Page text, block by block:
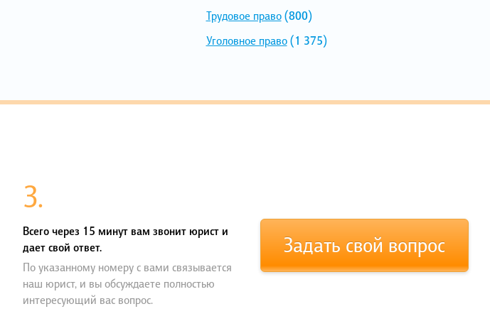
Трудовое право(800)
Уголовное право(1 375)
3.
Всего через 15 минут вам звонит юрист и
дает свой ответ.
По указанному номеру с вами связывается
наш юрист, и вы обсуждаете полностью
интересующий вас вопрос.
Задать свой вопрос